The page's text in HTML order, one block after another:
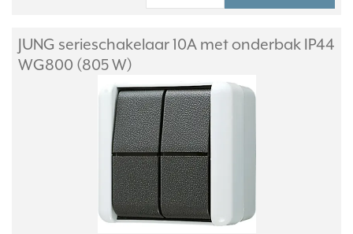
JUNG serieschakelaar 10A met onderbak IP44
WG800 (805 W)